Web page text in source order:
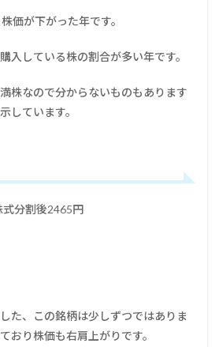
価が下がった年です。
入している株の割合が多い年です。
株なので分からないものもあります
しています。
分割後2465円
た、この銘柄は少しずつではありま
おり株価も右肩上がりです。